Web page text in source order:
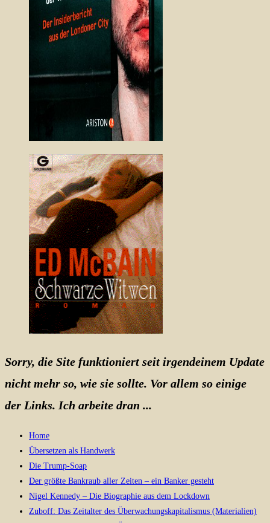
Sorry, die Site funktioniert seit irgendeinem Update
nicht mehr so, wie sie sollte. Vor allem so einige
der Links. Ich arbeite dran ...
Home
Übersetzen als Handwerk
Die Trump-Soap
Der größte Bankraub aller Zeiten – ein Banker gesteht
Nigel Kennedy – Die Biographie aus dem Lockdown
Zuboff: Das Zeitalter des Überwachungskapitalismus (Materialien)